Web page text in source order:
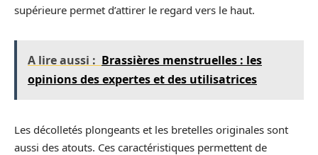
supérieure permet d’attirer le regard vers le haut.
A lire aussi : Brassières menstruelles : les
opinions des expertes et des utilisatrices
Les décolletés plongeants et les bretelles originales sont
aussi des atouts. Ces caractéristiques permettent de